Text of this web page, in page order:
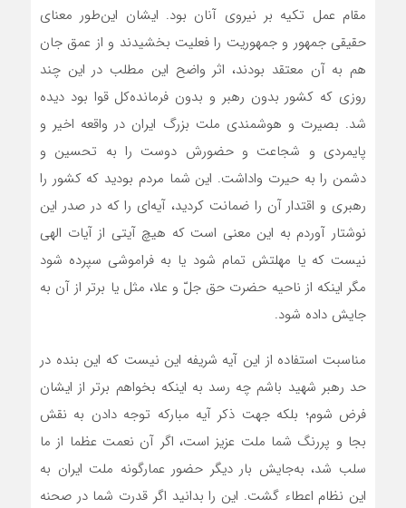
مقام عمل تکیه بر نیروی آنان بود. ایشان این‌طور معنای
حقیقی جمهور و جمهوریت را فعلیت بخشیدند و از عمق جان
هم به آن معتقد بودند، اثر واضح این مطلب در این چند
روزی که کشور بدون رهبر و بدون فرمانده‌کل قوا بود دیده
شد. بصیرت و هوشمندی ملت بزرگ ایران در واقعه اخیر و
پایمردی و شجاعت و حضورش دوست را به تحسین و
دشمن را به حیرت واداشت. این شما مردم بودید که کشور را
رهبری و اقتدار آن را ضمانت کردید، آیه‌ای را که در صدر این
نوشتار آوردم به این معنی است که هیچ آیتی از آیات الهی
نیست که یا مهلتش تمام شود یا به فراموشی سپرده شود
مگر اینکه از ناحیه حضرت حق جلّ و علا، مثل یا برتر از آن به
جایش داده شود.
مناسبت استفاده از این آیه شریفه این نیست که این بنده در
حد رهبر شهید باشم چه رسد به اینکه بخواهم برتر از ایشان
فرض شوم؛ بلکه جهت ذکر آیه مبارکه توجه دادن به نقش
بجا و پررنگ شما ملت عزیز است، اگر آن نعمت عظما از ما
سلب شد، به‌جایش بار دیگر حضور عمارگونه ملت ایران به
این نظام اعطاء گشت. این را بدانید اگر قدرت شما در صحنه